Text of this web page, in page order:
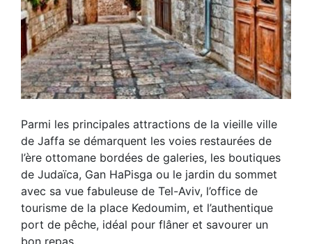
Parmi les principales attractions de la vieille ville
de Jaffa se démarquent les voies restaurées de
l’ère ottomane bordées de galeries, les boutiques
de Judaïca, Gan HaPisga ou le jardin du sommet
avec sa vue fabuleuse de Tel-Aviv, l’office de
tourisme de la place Kedoumim, et l’authentique
port de pêche, idéal pour flâner et savourer un
bon repas.